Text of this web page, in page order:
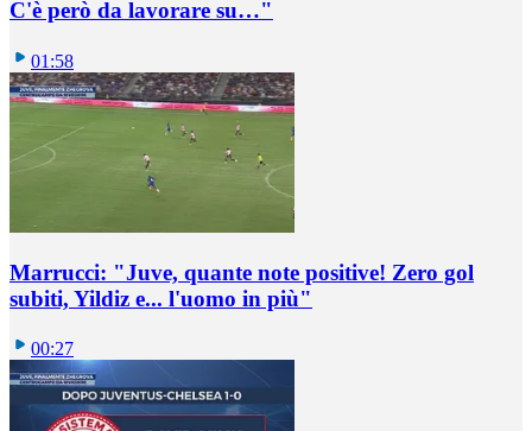
C'è però da lavorare su…"
01:58
Marrucci: "Juve, quante note positive! Zero gol
subiti, Yildiz e... l'uomo in più"
00:27